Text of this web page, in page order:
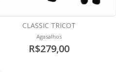
CLASSIC TRICOT
Agasalhos
R$279,00